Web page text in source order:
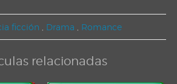
ficción Drama Romance
relacionadas